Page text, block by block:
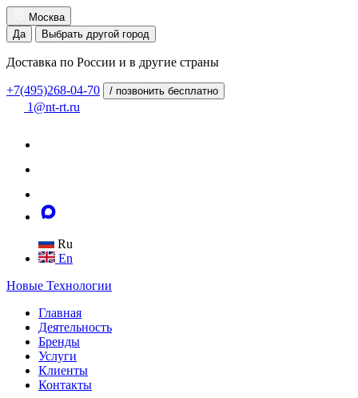
Москва
Да
Выбрать другой город
Доставка по России и в другие страны
+7(495)268-04-70 / позвонить бесплатно
1@nt-rt.ru
Ru
En
Новые Технологии
Главная
Деятельность
Бренды
Услуги
Клиенты
Контакты